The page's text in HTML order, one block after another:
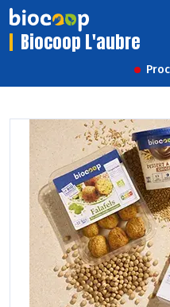
Biocoop L'aubre